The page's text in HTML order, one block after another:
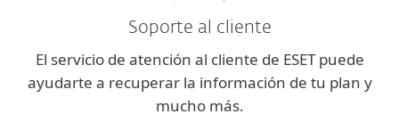
Soporte al cliente
El servicio de atención al cliente de ESET puede
ayudarte a recuperar la información de tu plan y
mucho más.